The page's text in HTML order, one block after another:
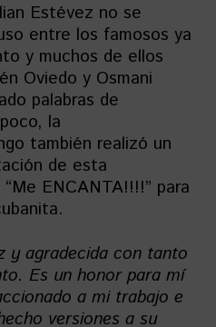
Estévez no se
entre los famosos ya
y muchos de ellos
Oviedo y Osmani
palabras de
la
también realizó un
de esta
ENCANTA!!!!” para
y agradecida con tanto
Es un honor para mí
a mi trabajo e
versiones a su